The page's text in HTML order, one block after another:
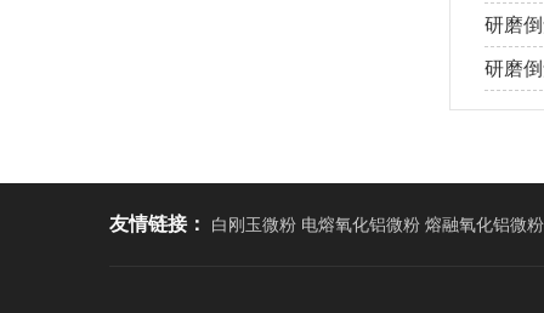
研磨
研磨
友情链接： 白刚玉微粉 电熔氧化铝微粉 熔融氧化铝微粉